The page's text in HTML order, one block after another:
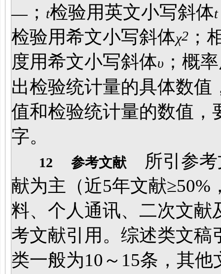
— ； t检验用英文小写斜体t
检验用希文小写斜体χ2 ；
度用希文小写斜体υ ；概
出检验统计量的具体数值
值和检验统计量的数值，
字。
12 参考文献
所引参考
献为主（近5年文献≥50%
料、个人通讯、二次文献
考文献引用。综述类文稿
类一般为10～15条，其